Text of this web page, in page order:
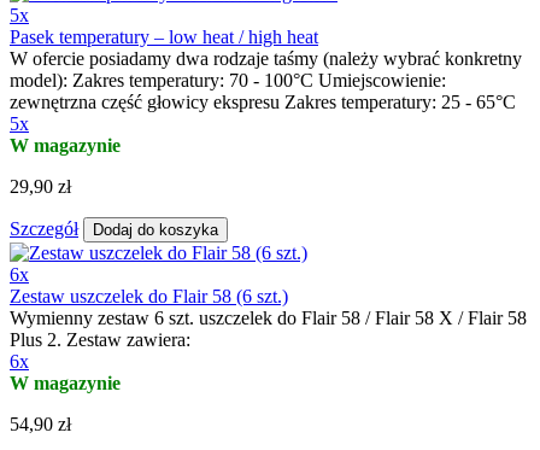
5x
Pasek temperatury – low heat / high heat
W ofercie posiadamy dwa rodzaje taśmy (należy wybrać konkretny
model): Zakres temperatury: 70 - 100°C Umiejscowienie:
zewnętrzna część głowicy ekspresu Zakres temperatury: 25 - 65°C
5x
W magazynie
29,90 zł
Szczegół Dodaj do koszyka
6x
Zestaw uszczelek do Flair 58 (6 szt.)
Wymienny zestaw 6 szt. uszczelek do Flair 58 / Flair 58 X / Flair 58
Plus 2. Zestaw zawiera:
6x
W magazynie
54,90 zł